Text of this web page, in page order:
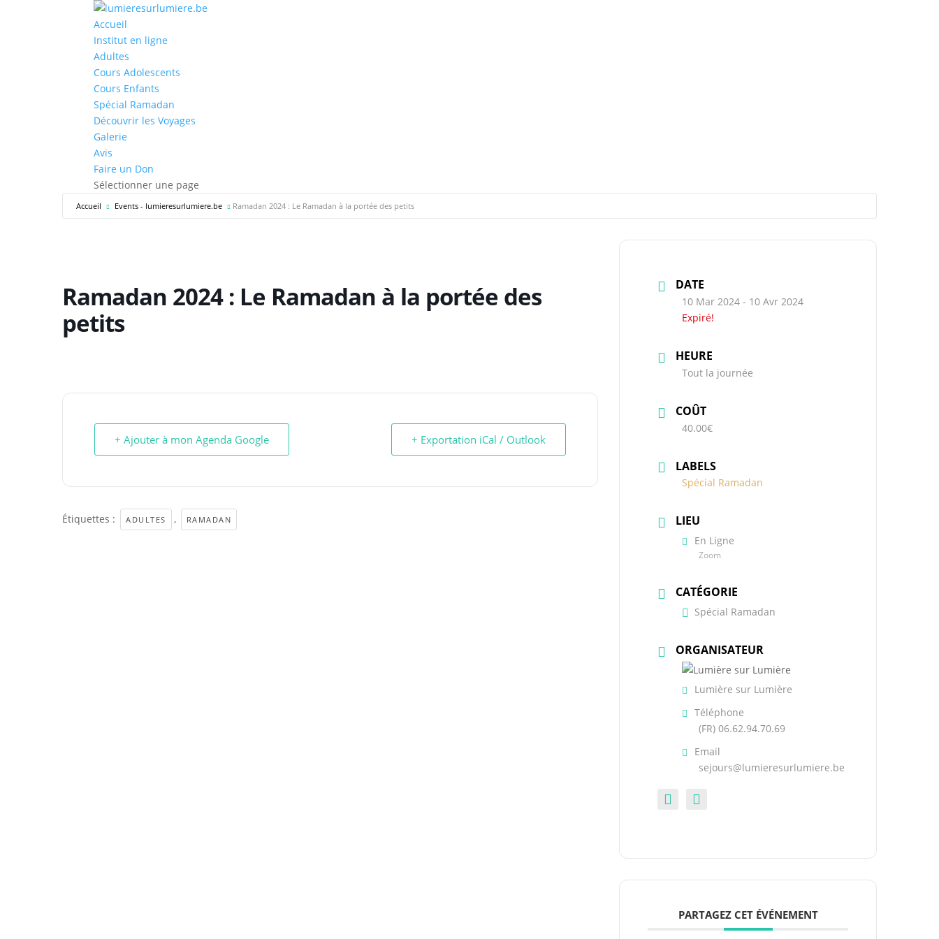
Accueil
Institut en ligne
Adultes
Cours Adolescents
Cours Enfants
Spécial Ramadan
Découvrir les Voyages
Galerie
Avis
Faire un Don
Sélectionner une page
Accueil Events - lumieresurlumiere.be Ramadan 2024 : Le Ramadan à la portée des petits
Ramadan 2024 : Le Ramadan à la portée des
petits
+ Ajouter à mon Agenda Google + Exportation iCal / Outlook
Étiquettes : ADULTES , RAMADAN
DATE
10 Mar 2024 - 10 Avr 2024
Expiré!
HEURE
Tout la journée
COÛT
40.00€
LABELS
Spécial Ramadan
LIEU
En Ligne
Zoom
CATÉGORIE
Spécial Ramadan
ORGANISATEUR
Lumière sur Lumière
Téléphone
(FR) 06.62.94.70.69
Email
sejours@lumieresurlumiere.be
PARTAGEZ CET ÉVÉNEMENT